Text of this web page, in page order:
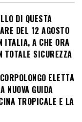
DI QUESTA
DEL 12 AGOSTO
ITALIA, A CHE ORA
TOTALE SICUREZZA
ELETTA
NUOVA GUIDA
TROPICALE E LA